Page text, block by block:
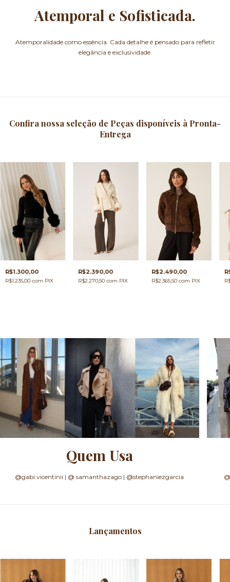
Atemporal e Sofisticada.
Atemporalidade como essência. Cada detalhe é pensado para refletir
elegância e exclusividade.
Confira nossa seleção de Peças disponíveis à Pronta-
Entrega
R$1.300,00
R$1.235,00com PIX
R$2.390,00
R$2.270,50com PIX
R$2.490,00
R$2.365,50com PIX
Quem Usa
@gabi.vicentinii | @ samanthazago | @stephaniezgarcia
Lançamentos